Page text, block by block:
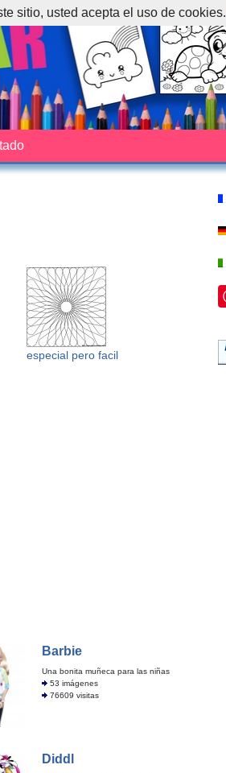
especial pero facil
Barbie
Una bonita muñeca para las niñas
53 imágenes
76609 visitas
Diddl
sitio, usted acepta el uso de cookies.